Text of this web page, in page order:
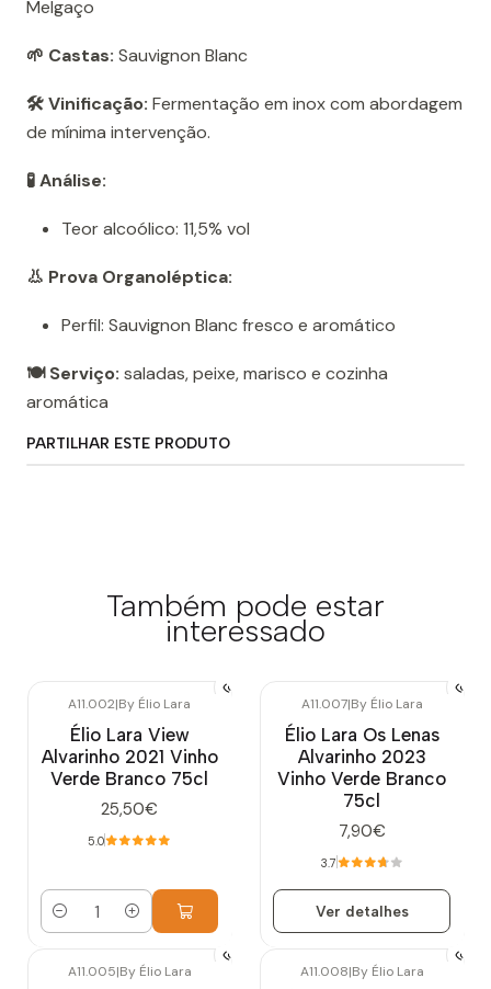
Melgaço
🌱 Castas: Sauvignon Blanc
🛠️ Vinificação: Fermentação em inox com abordagem
de mínima intervenção.
🧪 Análise:
Teor alcoólico: 11,5% vol
👃 Prova Organoléptica:
Perfil: Sauvignon Blanc fresco e aromático
🍽️ Serviço: saladas, peixe, marisco e cozinha
aromática
PARTILHAR ESTE PRODUTO
Também pode estar
interessado
A11.002|By Élio Lara
Élio Lara View
Alvarinho 2021 Vinho
Verde Branco 75cl
25,50€
5.0
Quantidade
A11.007|By Élio Lara
Élio Lara Os Lenas
Alvarinho 2023
Vinho Verde Branco
75cl
7,90€
3.7
Ver detalhes
A11.005|By Élio Lara A11.008|By Élio Lara